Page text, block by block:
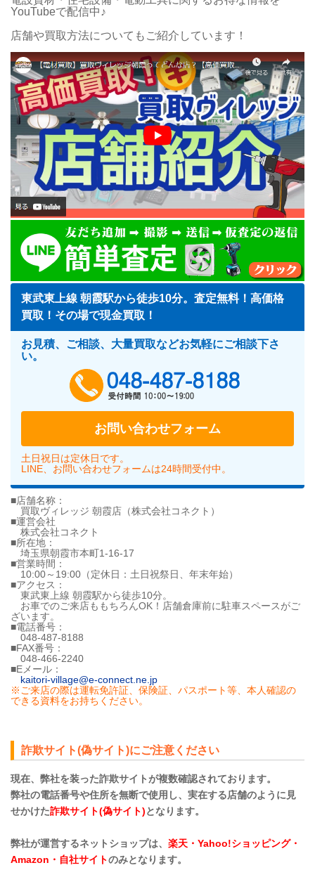
YouTubeで配信中♪
店舗や買取方法についてもご紹介しています！
東武東上線 朝霞駅から徒歩10分。査定無料！高価格
買取！その場で現金買取！
お見積、ご相談、大量買取などお気軽にご相談下さ
い。
お問い合わせフォーム
土日祝日は定休日です。
LINE、お問い合わせフォームは24時間受付中。
■店舗名称：
買取ヴィレッジ 朝霞店（株式会社コネクト）
■運営会社
株式会社コネクト
■所在地：
埼玉県朝霞市本町1-16-17
■営業時間：
10:00～19:00（定休日：土日祝祭日、年末年始）
■アクセス：
東武東上線 朝霞駅から徒歩10分。
お車でのご来店ももちろんOK！店舗倉庫前に駐車スペースがご
ざいます。
■電話番号：
048-487-8188
■FAX番号：
048-466-2240
■Eメール：
kaitori-village@e-connect.ne.jp
※ご来店の際は運転免許証、保険証、パスポート等、本人確認の
できる資料をお持ちください。
詐欺サイト(偽サイト)にご注意ください
現在、弊社を装った詐欺サイトが複数確認されております。
弊社の電話番号や住所を無断で使用し、実在する店舗のように見
せかけた詐欺サイト(偽サイト)となります。
弊社が運営するネットショップは、 楽天・Yahoo!ショッピング・
Amazon・自社サイトのみとなります。